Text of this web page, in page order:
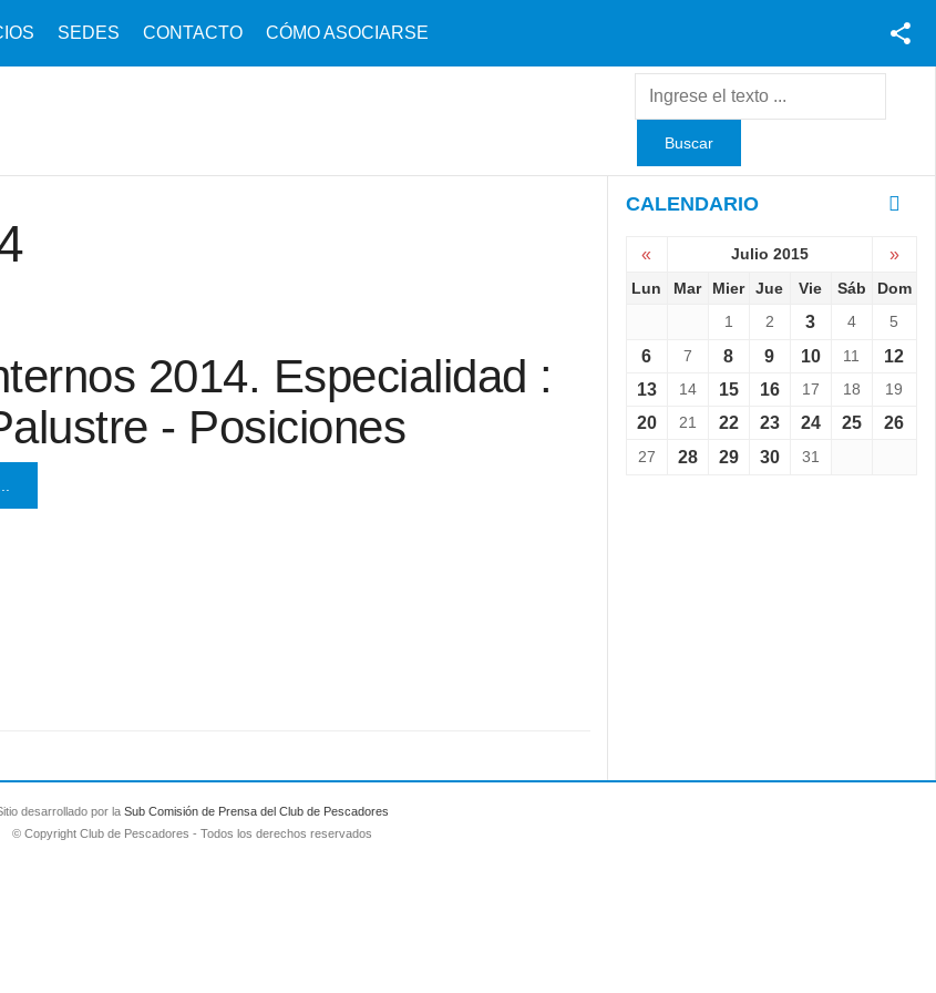
Youtube
Instagram
SEDES CONTACTO CÓMO ASOCIARSE
2014. Especialidad :
- Posiciones
CALENDARIO
« Julio 2015 »
Lun Mar Mier Jue Vie Sáb
Dom
1
2 3 4 5
6 7 8 9 10 11
12
13
14 15 16 17 18 19
20 21 22 23 24 25 26
27 28 29 30 31
desarrollado por la Sub Comisión de Prensa del Club de Pescadores
© Copyright Club de Pescadores - Todos los derechos reservados